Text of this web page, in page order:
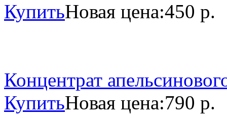
КупитьНовая цена:450 р.
Концентрат
КупитьНовая цена:790 р.